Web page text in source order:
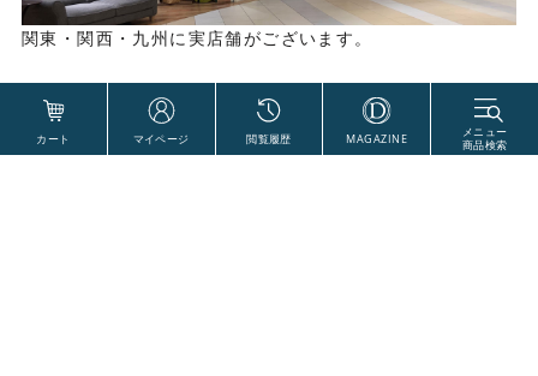
関東・関西・九州に実店舗がございます。
店舗一覧はこちら